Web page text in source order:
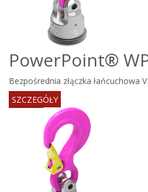
PowerPoint®
Bezpośrednia złączka łańcuchowa
SZCZEGÓŁY